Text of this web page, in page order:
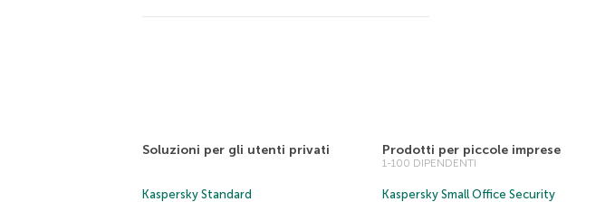
Soluzioni per gli utenti privati
Kaspersky Standard
Prodotti per piccole imprese
1-100 DIPENDENTI
Kaspersky Small Office Security